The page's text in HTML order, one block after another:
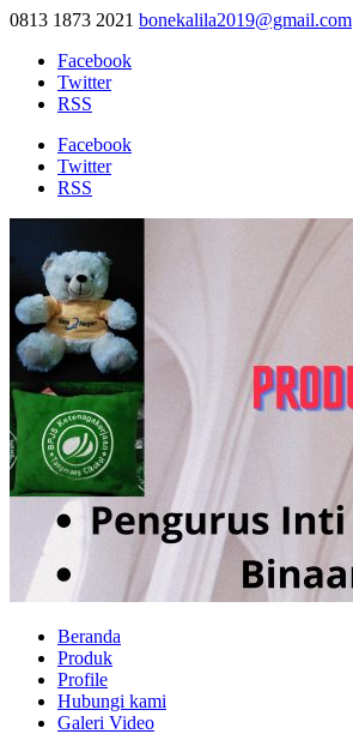
0813 1873 2021 bonekalila2019@gmail.com
Facebook
Twitter
RSS
Facebook
Twitter
RSS
Beranda
Produk
Profile
Hubungi kami
Galeri Video